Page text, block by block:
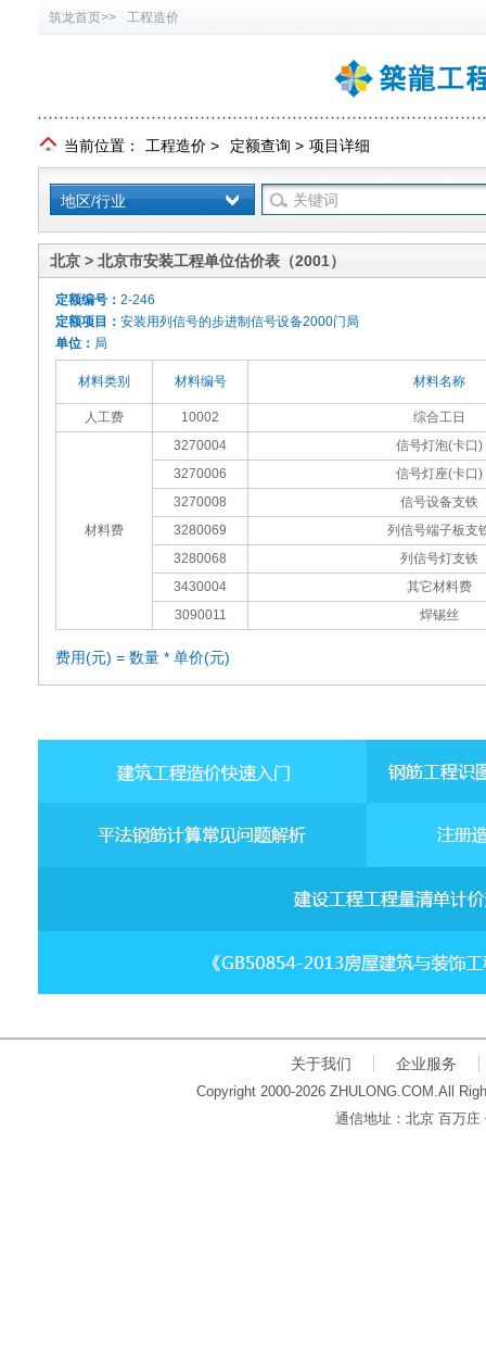
筑龙首页>> 工程造价
当前位置： 工程造价 > 定额查询 > 项目详细
地区/行业
北京 > 北京市安装工程单位估价表（2001）
定额编号： 2-246
定额项目： 安装用列信号的步进制信号设备2000门局
单位： 局
材料类别 材料编号 材料名称
人工费 10002 综合工日
材料费
3270004
信号灯泡(卡口)
3270006
信号灯座(卡口)
3270008
信号设备支铁
3280069
列信号端子板支
3280068
列信号灯支铁
3430004
其它材料费
3090011
焊锡丝
费用(元) = 数量 * 单价(元)
关于我们 企业服务
Copyright 2000-2026 ZHULONG.COM.All
通信地址：北京 百万